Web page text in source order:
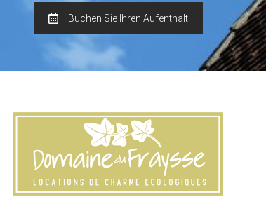
Buchen Sie Ihren Aufenthalt